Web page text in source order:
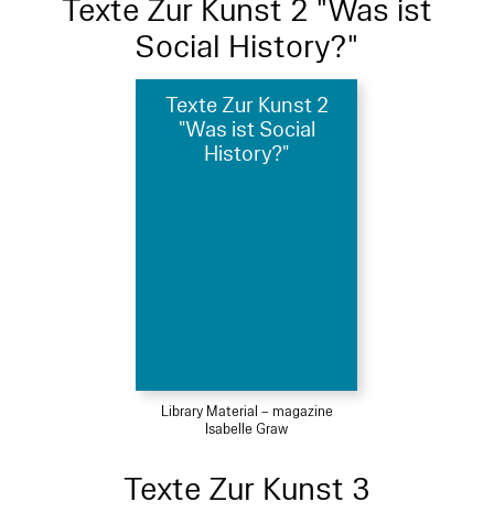
Texte Zur Kunst 2 "Was ist
Social History?"
Texte Zur Kunst 2
"Was ist Social
History?"
Library Material – magazine
Isabelle Graw
Texte Zur Kunst 3